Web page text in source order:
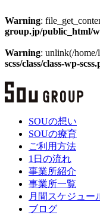
Warning:
group.jp/public_html/
Warning: unlink(/
scss/class/class-wp-
SOUの想い
SOUの療育
ご利用方法
1日の流れ
事業所紹介
事業所一覧
月間スケジュー
ブログ